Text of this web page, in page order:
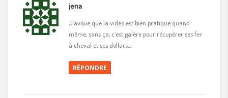
jena
J’avoue que la vidéo est bien pratique quand
même, sans ça, c’est galère pour récupérer ses fer
à cheval et ses dollars…
RÉPONDRE